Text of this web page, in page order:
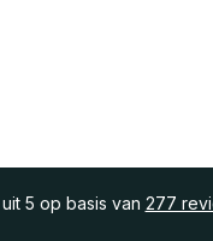
5 op basis van 277